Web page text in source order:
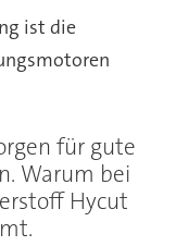
ist die
für gute
Warum bei
Hycut